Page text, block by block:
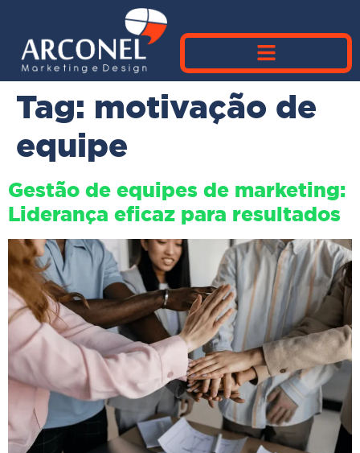
Tag: motivação de
equipe
Gestão de equipes de marketing:
Liderança eficaz para resultados